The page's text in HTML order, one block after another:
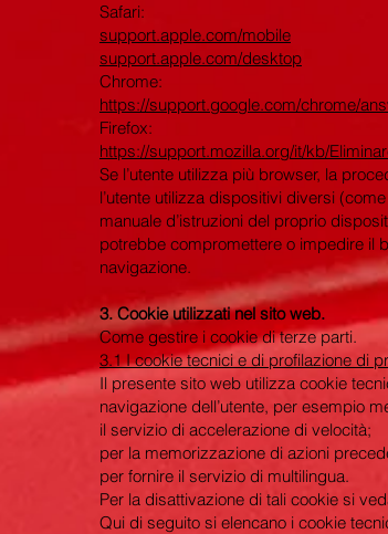
Safari:
support.apple.com/mobile
support.apple.com/desktop
Chrome:
https://support.google.com/chrome/
Firefox:
https://support.mozilla.org/it/kb/
Se l’utente utilizza più browser, la
l’utente utilizza dispositivi diversi
manuale d’istruzioni del proprio
potrebbe compromettere o impedire il
navigazione.
3.Cookie utilizzati nel sito web.
Come gestire i cookie di terze parti.
3.1I cookie tecnici e di profilazione di
Il presente sito web utilizza cookie
navigazione dell’utente, per esempio
il servizio di accelerazione di velocità;
per la memorizzazione di azioni
per fornire il servizio di multilingua.
Per la disattivazione di tali cookie si
Qui di seguito si elencano i cookie